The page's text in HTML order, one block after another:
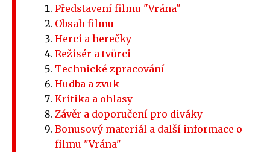
Představení filmu "Vrána"
Obsah filmu
Herci a herečky
Režisér a tvůrci
Technické zpracování
Hudba a zvuk
Kritika a ohlasy
Závěr a doporučení pro diváky
Bonusový materiál a další informace o
filmu "Vrána"